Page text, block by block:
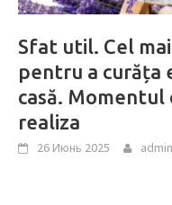
Sfat util. Cel
pentru a curăța
casă.
realiza
26 Июнь 2025 admin